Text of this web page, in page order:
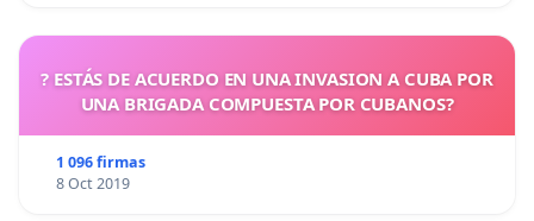
? ESTÁS DE ACUERDO EN UNA INVASION A CUBA POR
UNA BRIGADA COMPUESTA POR CUBANOS?
1 096 firmas
8 Oct 2019